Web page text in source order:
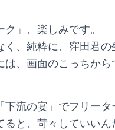
」、楽しみです。
く、純粋に、窪田君
、画面のこっちか
流の宴」でフリー
と、苛々していい